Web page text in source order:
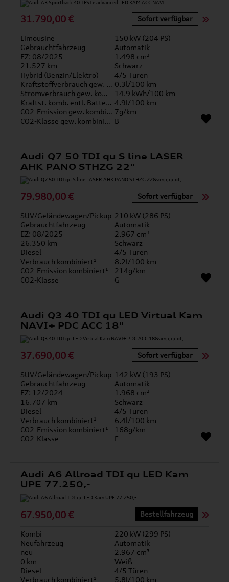
31.790,00 € Sofort verfügbar
Limousine
150 kW (204 PS)
Gebrauchtfahrzeug
Automatik
EZ: 08/2025
1.498 cm³
21.527 km
Schwarz
Hybrid (Benzin/Elektro)
4/5 Türen
Kraftstoffverbrauch gew. kombiniert 0.3l/100 km
Stromverbrauch gew. kombiniert
14.9 kWh/100 km
Kraftst. komb. entl. Batterie 4.9l/100 km
CO2-Emission gew. kombiniert 7g/km
CO2-Klasse gew. kombiniert B
Audi Q7 50 TDI qu S line LASER
AHK PANO STHZG 22"
79.980,00 € Sofort verfügbar
SUV/Geländewagen/Pickup 210 kW (286 PS)
Gebrauchtfahrzeug
Automatik
EZ: 08/2025
2.967 cm³
26.350 km
Schwarz
Diesel
4/5 Türen
Verbrauch kombiniert¹
8.2l/100 km
CO2-Emission kombiniert¹
214g/km
CO2-Klasse
G
Audi Q3 40 TDI qu LED Virtual Kam
NAVI+ PDC ACC 18"
37.690,00 € Sofort verfügbar
SUV/Geländewagen/Pickup 142 kW (193 PS)
Gebrauchtfahrzeug
Automatik
EZ: 12/2024
1.968 cm³
16.707 km
Schwarz
Diesel
4/5 Türen
Verbrauch kombiniert¹
6.4l/100 km
CO2-Emission kombiniert¹
168g/km
CO2-Klasse
F
Audi A6 Allroad TDI qu LED Kam
UPE 77.250,-
67.950,00 € Bestellfahrzeug
Kombi
220 kW (299 PS)
Neufahrzeug
Automatik
neu
2.967 cm³
0 km
Weiß
Diesel
4/5 Türen
Verbrauch kombiniert¹
5.8l/100 km